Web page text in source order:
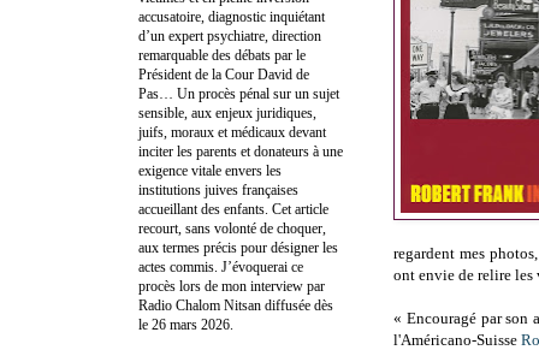
regardent mes
ont envie de relire les
« Encouragé par son
l'Américano-Suisse
accusatoire, diagnostic inquiétant
d’un expert psychiatre, direction
remarquable des débats par le
Président de la Cour David de
Pas… Un procès pénal sur un sujet
sensible, aux enjeux juridiques,
juifs, moraux et médicaux devant
inciter les parents et donateurs à une
exigence vitale envers les
institutions juives françaises
accueillant des enfants. Cet article
recourt, sans volonté de choquer,
aux termes précis pour désigner les
actes commis. J’évoquerai ce
procès lors de mon interview par
Radio Chalom Nitsan diffusée dès
le 26 mars 2026.